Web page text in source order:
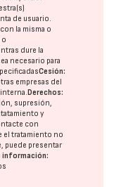
de usuario.
la misma o
o
dure la
necesario para
Cesión:
empresas del
Derechos:
supresión,
y
con
el tratamiento no
puede presentar
información: